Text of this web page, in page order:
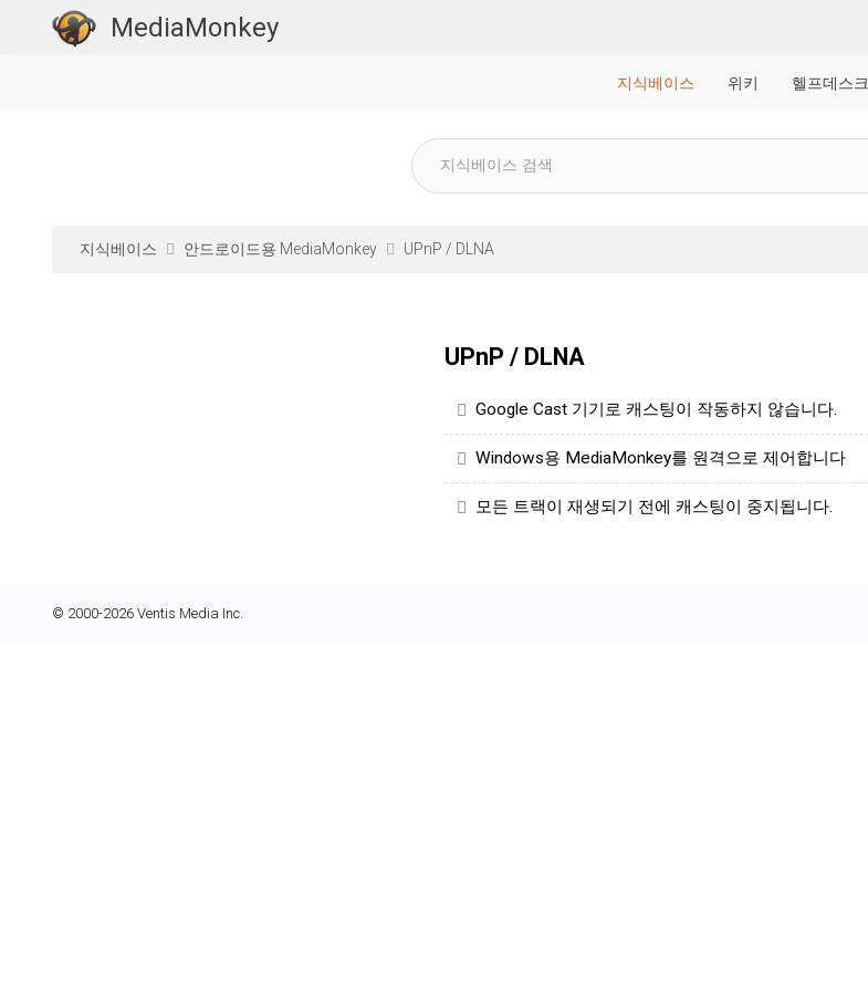
MediaMonkey
지식베이스 위키 헬프데스크
지식베이스 안드로이드용 MediaMonkey UPnP / DLNA
UPnP / DLNA
Google Cast 기기로 캐스팅이 작동하지 않습니다.
Windows용 MediaMonkey를 원격으로 제어합니다
모든 트랙이 재생되기 전에 캐스팅이 중지됩니다.
© 2000-2026 Ventis Media Inc.